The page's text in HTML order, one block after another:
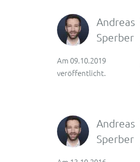
Andreas
Sperber
Am 09.10.2019
veröffentlicht.
Andreas
Sperber